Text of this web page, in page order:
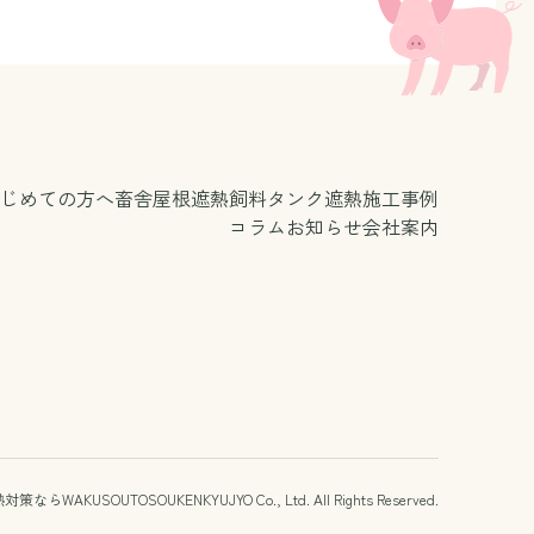
畜舎屋根遮熱飼料タンク遮熱施工事例
コラムお知らせ会社案内
めての方へ
策ならWAKUSOUTOSOUKENKYUJYO Co., Ltd. All Rights Reserved.